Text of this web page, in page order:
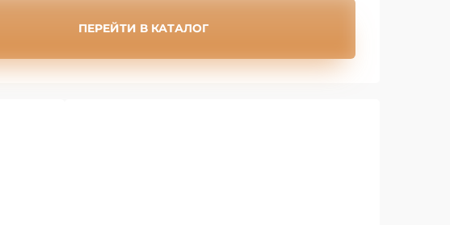
ПЕРЕЙТИ В КАТАЛОГ